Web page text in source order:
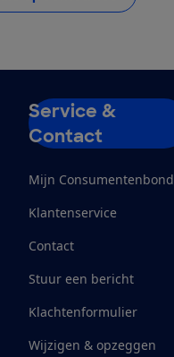
Service &
Contact
Mijn Consumentenbond
Klantenservice
Contact
Stuur een bericht
Klachtenformulier
Wijzigen & opzeggen